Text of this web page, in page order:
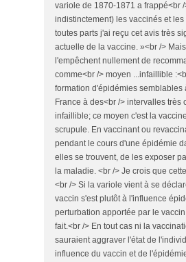
variole de 1870-1871 a frappé<br
indistinctement) les vaccinés et
toutes parts j'ai reçu cet avis très
actuelle de la vaccine. »<br />
l'empêchent nullement de
comme<br /> moyen ...infaillible
formation d'épidémies
France à des<br /> intervalles très
infaillible; ce moyen c'est la
scrupule. En vaccinant ou
pendant le cours d'une épidémie
elles se trouvent, de les exposer
la maladie. <br /> Je crois que
<br /> Si la variole vient à se
vaccin s'est plutôt à l'influence
perturbation apportée par le
fait.<br /> En tout cas ni la
sauraient aggraver l'état de
influence du vaccin et de